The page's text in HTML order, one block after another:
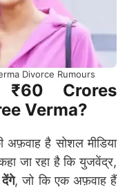
Divorce Rumours
₹60 Crores
Verma?
है सोशल मीडिया
जा रहा है कि युजवेंद्र,
, जो कि एक अफ़वाह हैं